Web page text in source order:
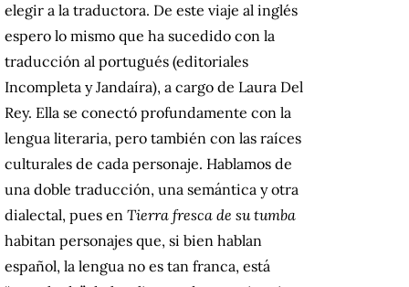
elegir a la traductora. De este viaje al inglés
espero lo mismo que ha sucedido con la
traducción al portugués (editoriales
Incompleta y Jandaíra), a cargo de Laura Del
Rey. Ella se conectó profundamente con la
lengua literaria, pero también con las raíces
culturales de cada personaje. Hablamos de
una doble traducción, una semántica y otra
dialectal, pues en Tierra fresca de su tumba
habitan personajes que, si bien hablan
español, la lengua no es tan franca, está